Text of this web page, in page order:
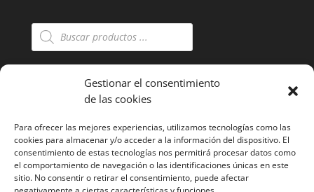
Gestionar el consentimiento
de las cookies
Para ofrecer las mejores experiencias, utilizamos tecnologías como las
cookies para almacenar y/o acceder a la información del dispositivo. El
consentimiento de estas tecnologías nos permitirá procesar datos como
el comportamiento de navegación o las identificaciones únicas en este
sitio. No consentir o retirar el consentimiento, puede afectar
Búsqueda
productos
Condiciones generales de contratación
Politica de privacidad
Política de cookies (UE)